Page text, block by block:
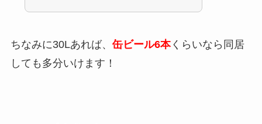
ちなみに30Lあれば、 缶ビール6本くらいなら同居
しても多分いけます！